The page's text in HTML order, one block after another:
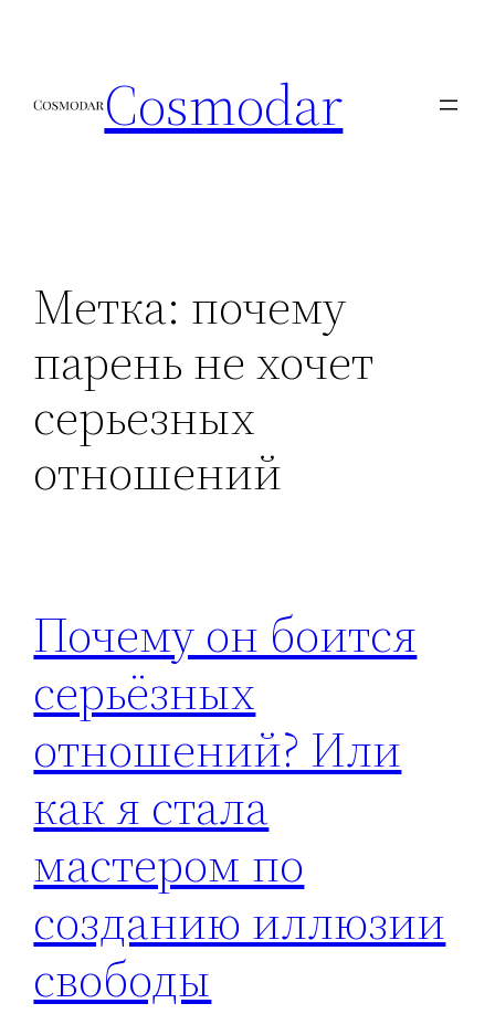
содержимомуCosmodar
Метка: почему
парень не хочет
серьезных
отношений
Почему он боится
серьёзных
отношений? Или
как я стала
мастером по
созданию иллюзии
свободы